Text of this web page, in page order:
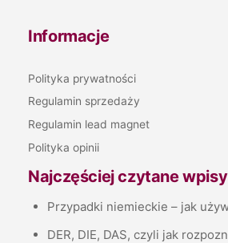
Informacje
Polityka prywatności
Regulamin sprzedaży
Regulamin lead magnet
Polityka opinii
Najczęściej czytane wpisy
Przypadki niemieckie – jak
DER, DIE, DAS, czyli jak